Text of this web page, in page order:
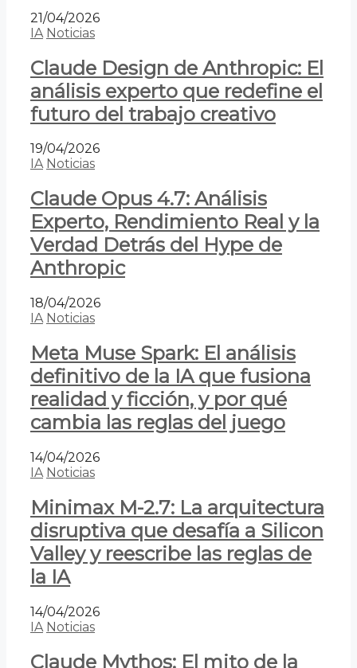
21/04/2026
IA Noticias
Claude Design de Anthropic: El
análisis experto que redefine el
futuro del trabajo creativo
19/04/2026
IA Noticias
Claude Opus 4.7: Análisis
Experto, Rendimiento Real y la
Verdad Detrás del Hype de
Anthropic
18/04/2026
IA Noticias
Meta Muse Spark: El análisis
definitivo de la IA que fusiona
realidad y ficción, y por qué
cambia las reglas del juego
14/04/2026
IA Noticias
Minimax M-2.7: La arquitectura
disruptiva que desafía a Silicon
Valley y reescribe las reglas de
la IA
14/04/2026
IA Noticias
Claude Mythos: El mito de la